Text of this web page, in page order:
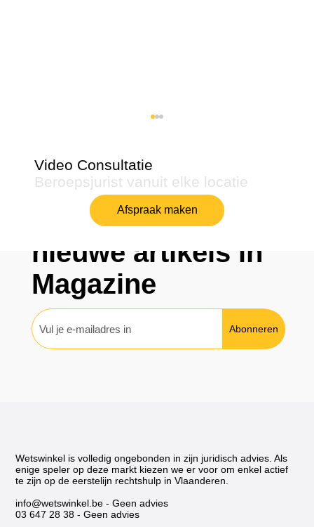
Dubbelzinnig
Abonneren op
nieuwe artikels in
Magazine
Abonneren
Video Consultatie
Beroepsjurist vanuit elke locatie
Afspraak maken
Wetswinkel is volledig ongebonden in zijn juridisch advies. Als
enige speler op deze markt kiezen we er voor om enkel actief
te zijn op de eerstelijn rechtshulp in Vlaanderen.
info@wetswinkel.be - Geen advies
03 647 28 38 - Geen advies